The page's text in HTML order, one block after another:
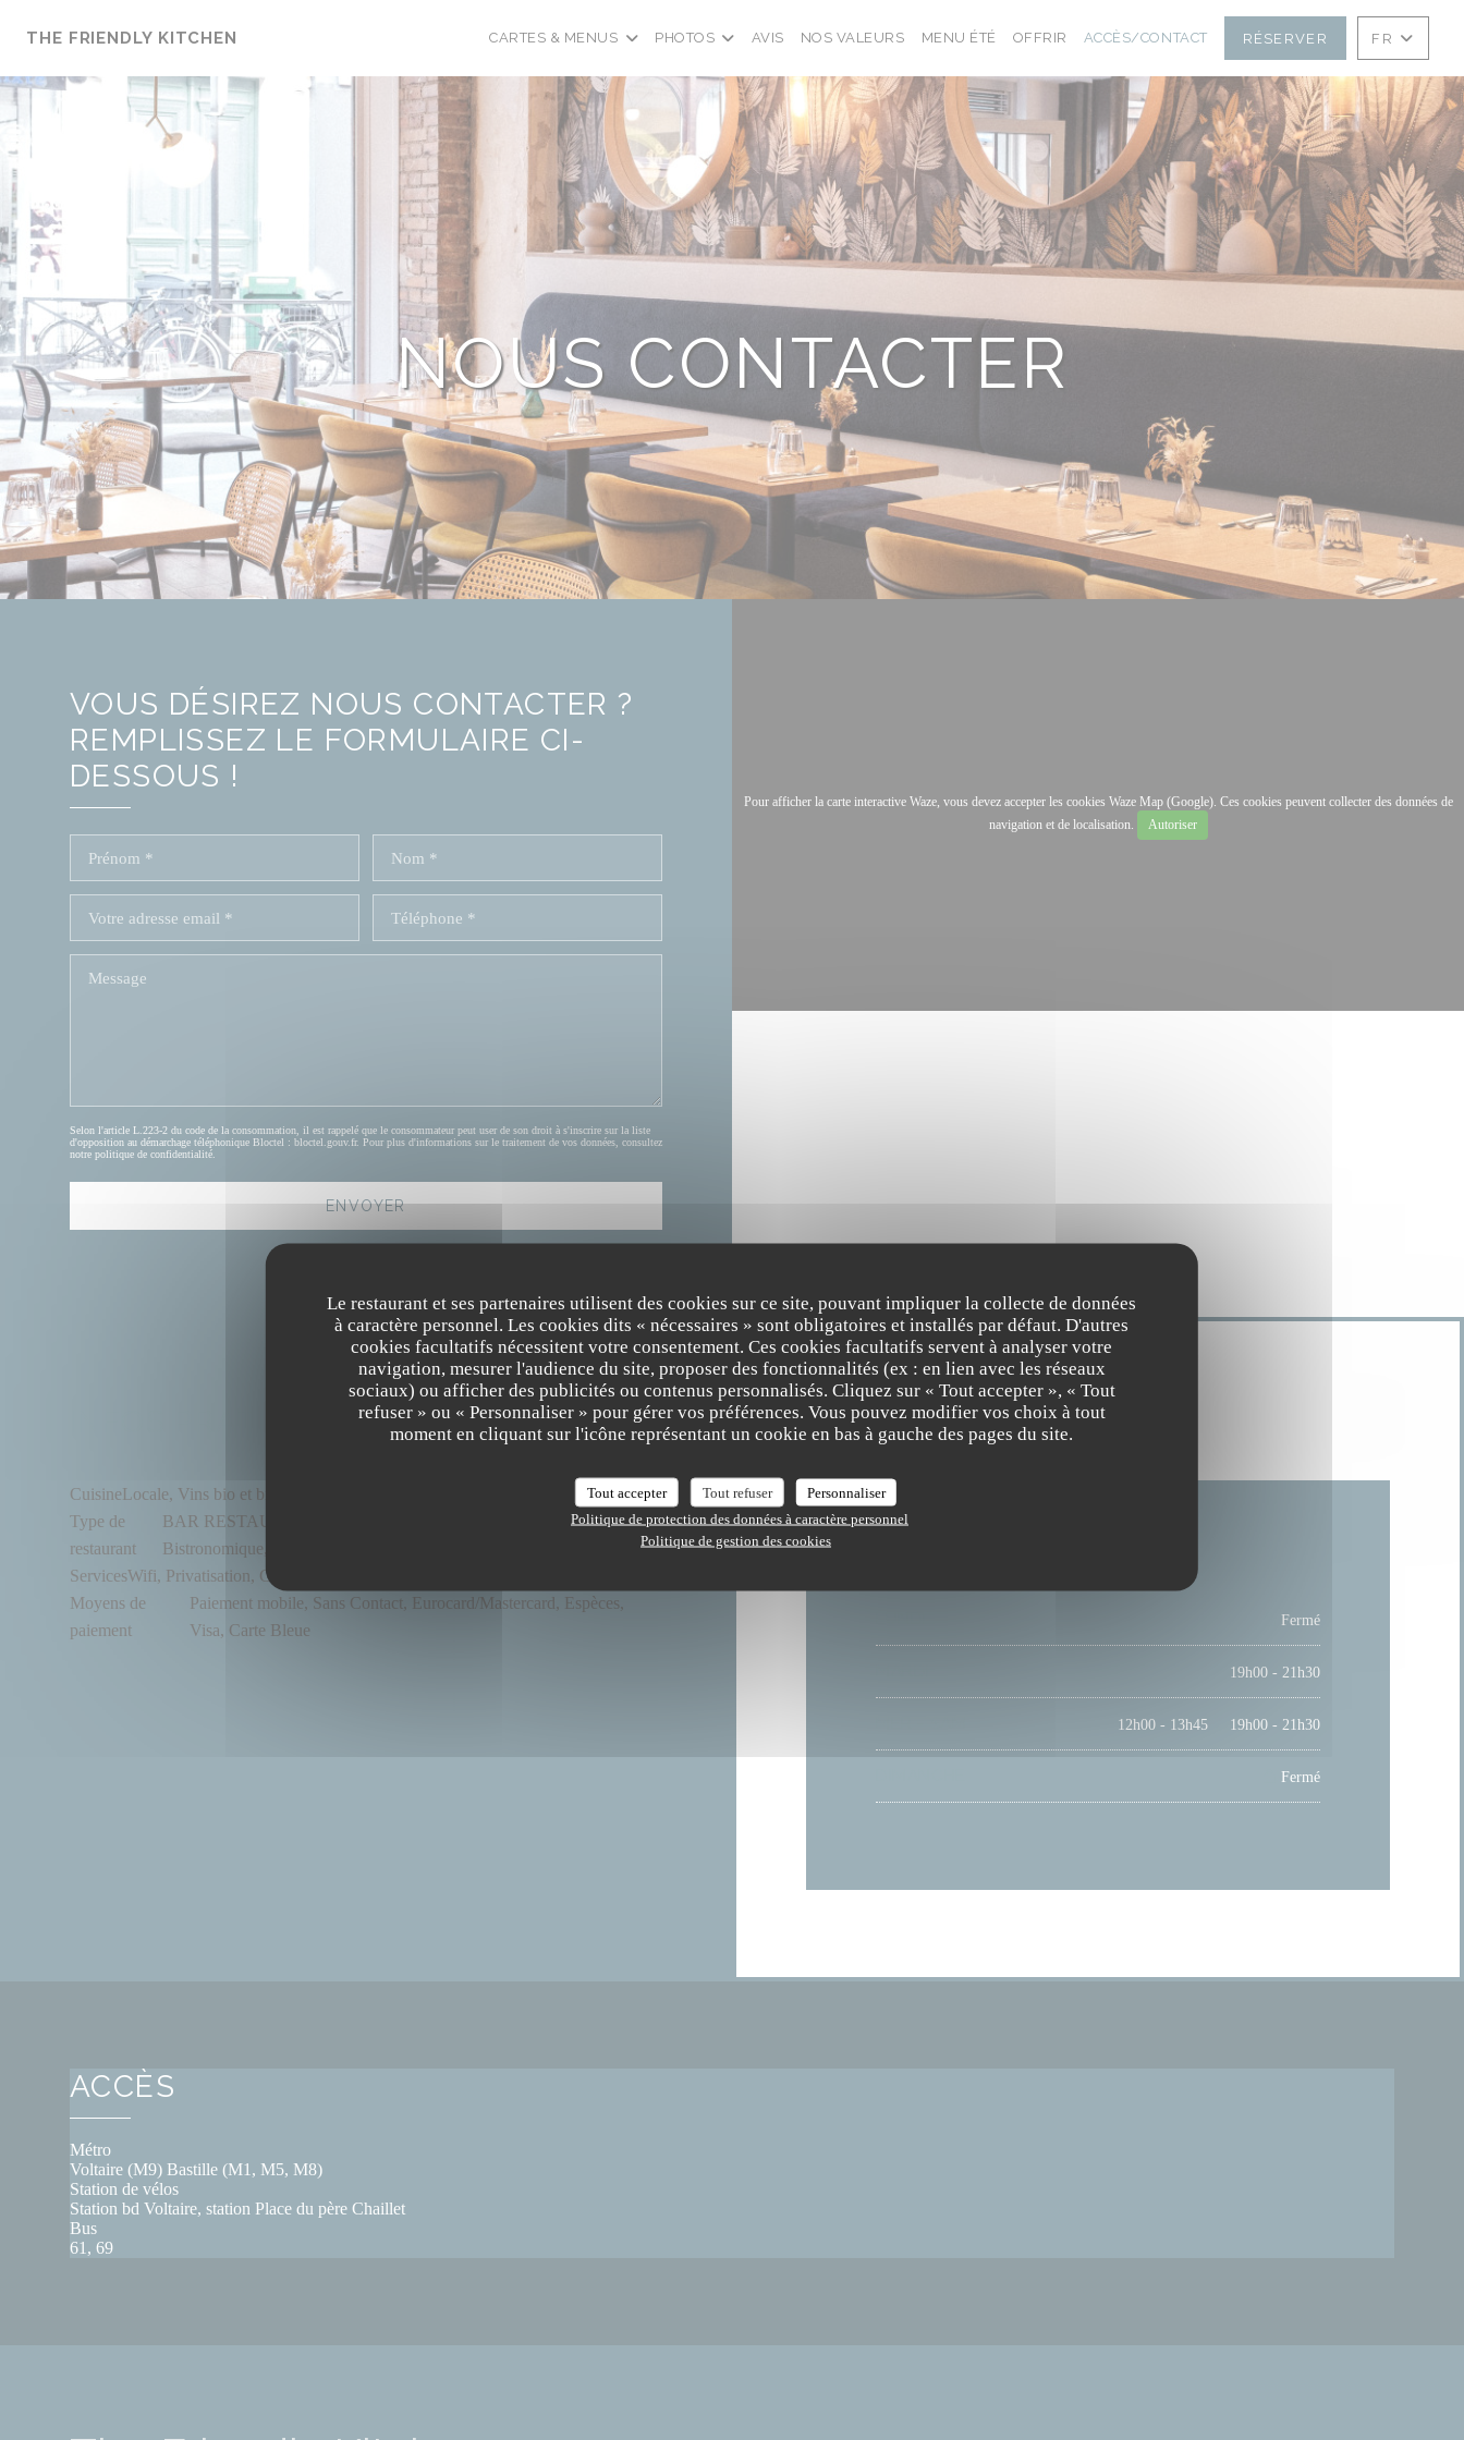
Le restaurant et ses partenaires utilisent des cookies sur ce site, pouvant impliquer la collecte de données
à caractère personnel. Les cookies dits « nécessaires » sont obligatoires et installés par défaut. D'autres
cookies facultatifs nécessitent votre consentement. Ces cookies facultatifs servent à analyser votre
navigation, mesurer l'audience du site, proposer des fonctionnalités (ex : en lien avec les réseaux
sociaux) ou afficher des publicités ou contenus personnalisés. Cliquez sur « Tout accepter », « Tout
refuser » ou « Personnaliser » pour gérer vos préférences. Vous pouvez modifier vos choix à tout
moment en cliquant sur l'icône représentant un cookie en bas à gauche des pages du site.
Tout accepter Tout refuser
Personnaliser
Politique de protection des données à caractère personnel
Politique de gestion des cookies
THE FRIENDLY KITCHEN CARTES & MENUS PHOTOS AVIS NOS VALEURS MENU ÉTÉ ((OUVRE UNE NOUVELLE FENÊTRE))
OFFRIR ((OUVRE UNE NOUVELLE FENÊTRE))
ACCÈS/CONTACT RÉSERVER FR
NOUS CONTACTER
VOUS DÉSIREZ NOUS CONTACTER ?
REMPLISSEZ LE FORMULAIRE CI-
DESSOUS !
Selon l'article L.223-2 du code de la consommation, il est rappelé que le consommateur peut user de son droit à s'inscrire sur la liste
d'opposition au démarchage téléphonique Bloctel : bloctel.gouv.fr. Pour plus d'informations sur le traitement de vos données, consultez
notre politique de confidentialité
Pour afficher la carte interactive Waze, vous devez accepter les cookies Waze Map (Google). Ces cookies peuvent collecter des données de
navigation et de localisation.
Autoriser
CuisineLocale, Vins bio et bières artisanales, Bio, Fait maison, Produits frais
Type de
restaurant
BAR RESTAURANT BIO ET FAIT MAISON, Restaurant
Bistronomique, Restaurant Végétalien
ServicesWifi, Privatisation, Climatisation, Accès aux personnes à mobilité réduite
Moyens de
paiement
Paiement mobile, Sans Contact, Eurocard/Mastercard, Espèces,
Visa, Carte Bleue
HORAIRES
Fermé
19h00 - 21h30
12h00 - 13h45 19h00 - 21h30
Fermé
ACCÈS
Métro
Voltaire (M9) Bastille (M1, M5, M8)
Station de vélos
Station bd Voltaire, station Place du père Chaillet
Bus
61, 69
The Friendly Kitchen